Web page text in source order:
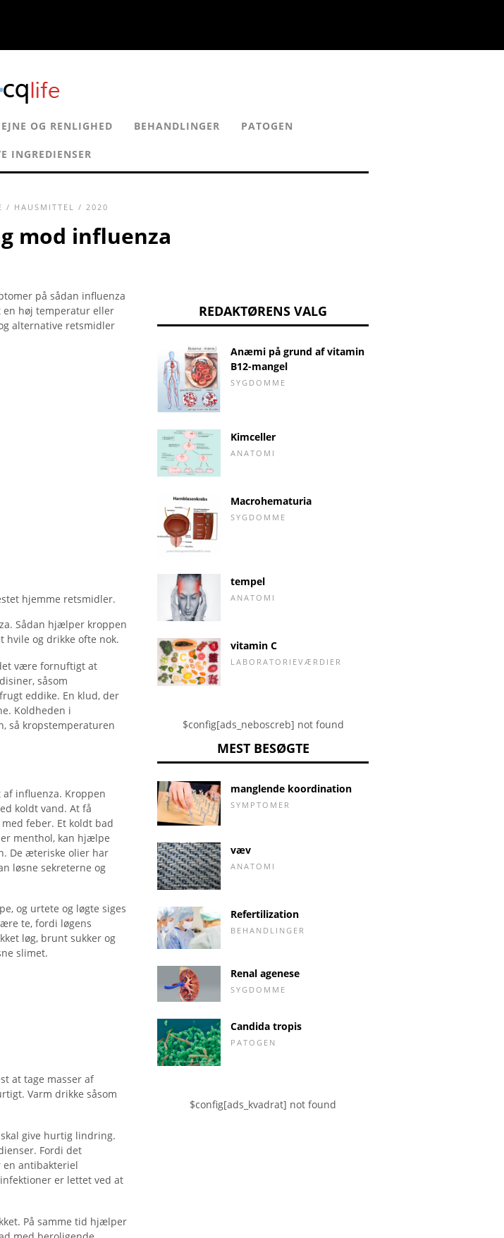
OG RENLIGHED BEHANDLINGER PATOGEN
INGREDIENSER
/ HAUSMITTEL / 2020
mod influenza
på sådan influenza
høj temperatur eller
alternative retsmidler
hjemme retsmidler.
Sådan hjælper kroppen
hvile og drikke ofte nok.
være fornuftigt at
såsom
eddike. En klud, der
Koldheden i
så kropstemperaturen
influenza. Kroppen
koldt vand. At få
feber. Et koldt bad
menthol, kan hjælpe
De æteriske olier har
løsne sekreterne og
og urtete og løgte siges
te, fordi løgens
løg, brunt sukker og
slimet.
at tage masser af
Varm drikke såsom
give hurtig lindring.
Fordi det
antibakteriel
er lettet ved at
På samme tid hjælper
REDAKTØRENS VALG
Anæmi på grund af vitamin
B12-mangel
SYGDOMME
Kimceller
ANATOMI
Macrohematuria
SYGDOMME
tempel
ANATOMI
vitamin C
LABORATORIEVÆRDIER
$config[ads_neboscreb] not found
MEST BESØGTE
manglende koordination
SYMPTOMER
væv
ANATOMI
Refertilization
BEHANDLINGER
Renal agenese
SYGDOMME
Candida tropis
PATOGEN
$config[ads_kvadrat] not found